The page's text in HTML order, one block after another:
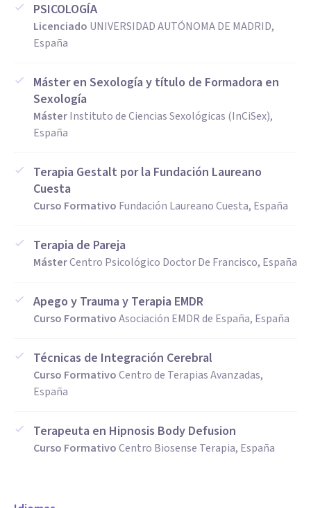
PSICOLOGÍA
Licenciado UNIVERSIDAD AUTÓNOMA DE MADRID,
España
Máster en Sexología y título de Formadora en
Sexología
MásterInstituto de Ciencias Sexológicas (InCiSex),
España
Terapia Gestalt por la Fundación Laureano
Cuesta
Curso Formativo Fundación Laureano Cuesta, España
Terapia de Pareja
MásterCentro Psicológico Doctor De Francisco, España
Apego y Trauma y Terapia EMDR
Curso FormativoAsociación EMDR de España, España
Técnicas de Integración Cerebral
Curso FormativoCentro de Terapias Avanzadas,
España
Terapeuta en Hipnosis Body Defusion
Curso FormativoCentro Biosense Terapia, España